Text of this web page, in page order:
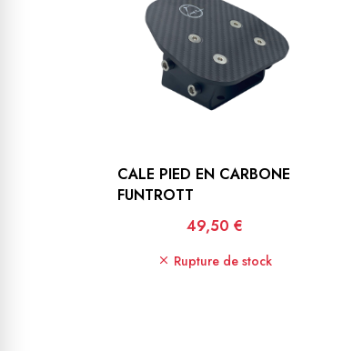
CALE PIED EN CARBONE
FUNTROTT
Prix
49,50 €
Rupture de stock